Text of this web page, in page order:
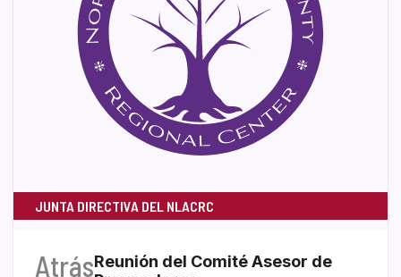
JUNTA DIRECTIVA DEL NLACRC
AtrásReunión del Comité Asesor de